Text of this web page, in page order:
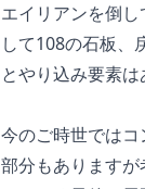
エイリアンを倒
して108の石板、
とやり込み要素は
今のご時世では
部分もあります